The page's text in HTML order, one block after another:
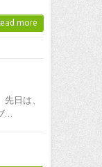
more
日は、
…